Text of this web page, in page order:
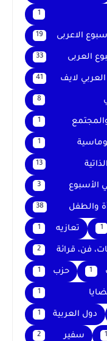
1
الاعربى 19
العربى 33
لايف 41
8
1
1
13
الأسبوع 3
والطفل 38
1 تعازيه 1
فن، قرائة 2
1 حزب 1
1
دول العربية 1
1 سفير 2